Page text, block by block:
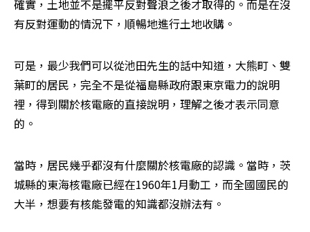
確實，土地並不是擺平反對聲浪之後才取得的。而是在沒
有反對運動的情況下，順暢地進行土地收購。
可是，最少我們可以從池田先生的話中知道，大熊町、雙
葉町的居民，完全不是從福島縣政府跟東京電力的說明
裡，得到關於核電廠的直接說明，理解之後才表示同意
的。
當時，居民幾乎都沒有什麼關於核電廠的認識。當時，茨
城縣的東海核電廠已經在1960年1月動工，而全國國民的
大半，想要有核能發電的知識都沒辦法有。